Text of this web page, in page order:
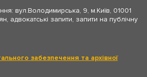
вул.Володимирська, 9, м.Київ, 01001
адвокатські запити, запити на публічну
забезпечення та архівної